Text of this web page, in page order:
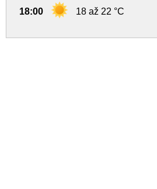
18:00 18 až 22 °C